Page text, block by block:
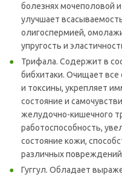
болезнях мочеполовой
улучшает
олигоспермией,
упругость и
Трифала. Содержит в
бибхитаки. Очищает
и токсины, укрепляет
состояние и
желудочно-кишечного
работоспособность,
состояние кожи,
различных повреждений
Гуггул. Обладает